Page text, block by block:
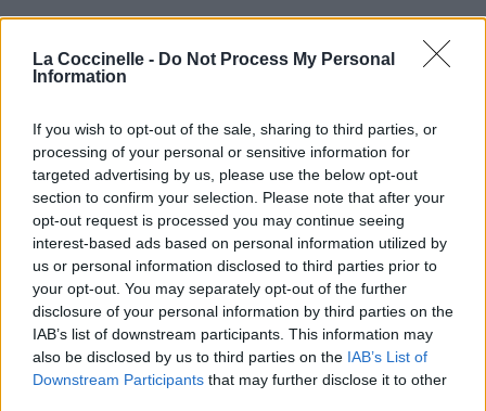
La Coccinelle - Do Not Process My Personal
Information
If you wish to opt-out of the sale, sharing to third parties, or
processing of your personal or sensitive information for
targeted advertising by us, please use the below opt-out
section to confirm your selection. Please note that after your
opt-out request is processed you may continue seeing
interest-based ads based on personal information utilized by
us or personal information disclosed to third parties prior to
your opt-out. You may separately opt-out of the further
disclosure of your personal information by third parties on the
IAB’s list of downstream participants. This information may
also be disclosed by us to third parties on the IAB’s List of
Downstream Participants that may further disclose it to other
⇑
Paroles + Traduction Téléchargement
Vidéos
Pour prolonger le plaisir musical :
Vous aimez chanter, apprenez la guitare chez
Télécharger légalement les MP3 sur
Télécharger légalement les MP3 ou trouver le CD sur
Trouver des vinyles et des CD sur
Trouver un instrument de musique ou une partition au
meilleur prix sur